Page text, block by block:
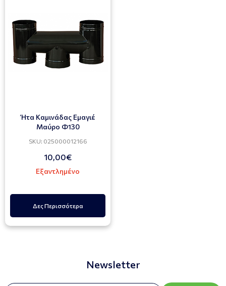
Ήτα Καμινάδας Εμαγιέ
Μαύρο Φ130
SKU: 025000012166
10,00€
Εξαντλημένο
Δες Περισσότερα
Newsletter